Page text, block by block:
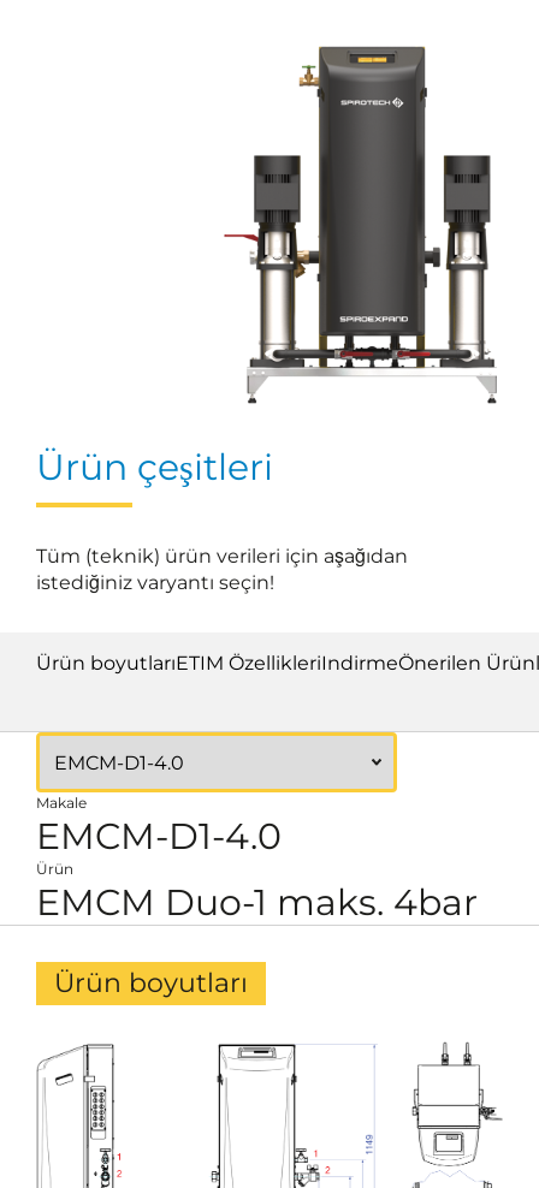
Ürün çeşitleri
Tüm (teknik) ürün verileri için aşağıdan
istediğiniz varyantı seçin!
Ürün boyutlarıETIM ÖzellikleriIndirmeÖnerilen
Makale
EMCM-D1-4.0
Ürün
EMCM Duo-1 maks. 4bar
Ürün boyutları